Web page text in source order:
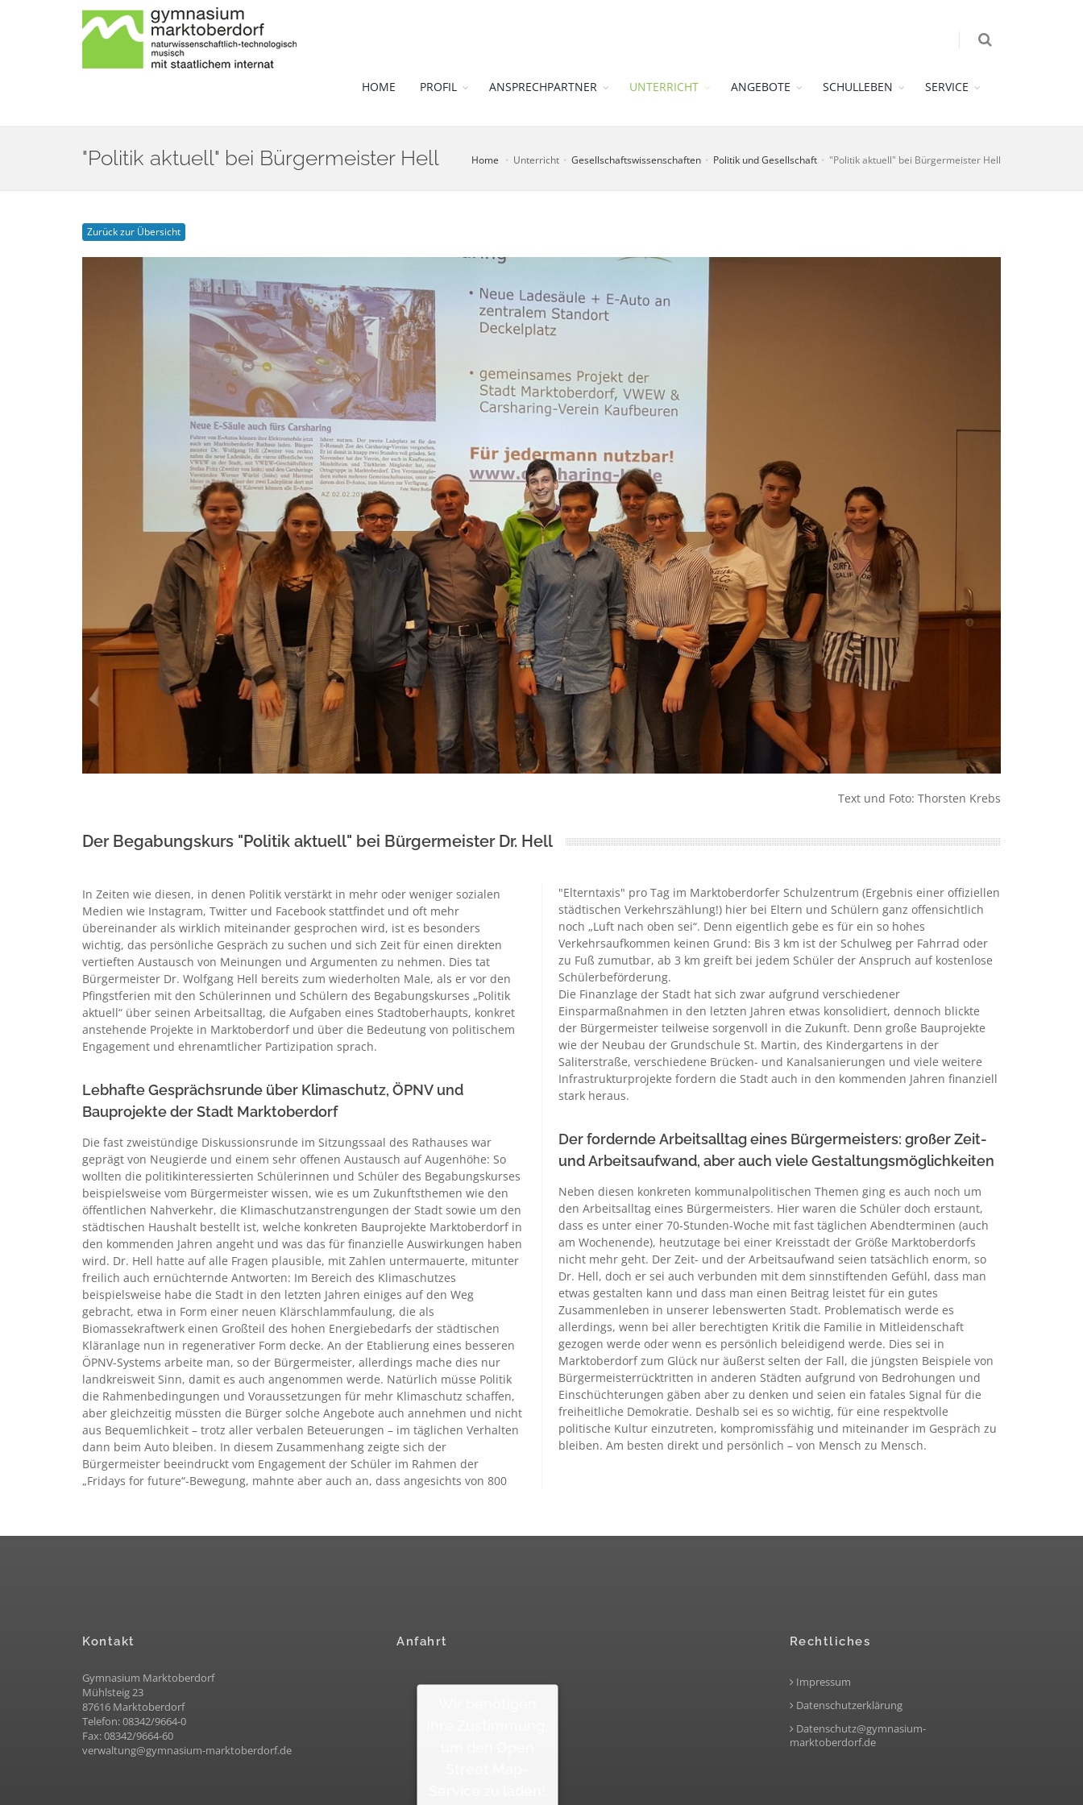
HOME PROFIL ANSPRECHPARTNER UNTERRICHT ANGEBOTE SCHULLEBEN SERVICE
"Politik aktuell" bei Bürgermeister Hell Home Unterricht Gesellschaftswissenschaften Politik und Gesellschaft "Politik aktuell" bei Bürgermeister Hell
Zurück zur Übersicht
Text und Foto: Thorsten Krebs
Der Begabungskurs "Politik aktuell" bei Bürgermeister Dr. Hell
In Zeiten wie diesen, in denen Politik verstärkt in mehr oder weniger sozialen
Medien wie Instagram, Twitter und Facebook stattfindet und oft mehr
übereinander als wirklich miteinander gesprochen wird, ist es besonders
wichtig, das persönliche Gespräch zu suchen und sich Zeit für einen direkten
vertieften Austausch von Meinungen und Argumenten zu nehmen. Dies tat
Bürgermeister Dr. Wolfgang Hell bereits zum wiederholten Male, als er vor den
Pfingstferien mit den Schülerinnen und Schülern des Begabungskurses „Politik
aktuell“ über seinen Arbeitsalltag, die Aufgaben eines Stadtoberhaupts, konkret
anstehende Projekte in Marktoberdorf und über die Bedeutung von politischem
Engagement und ehrenamtlicher Partizipation sprach.
Lebhafte Gesprächsrunde über Klimaschutz, ÖPNV und
Bauprojekte der Stadt Marktoberdorf
Die fast zweistündige Diskussionsrunde im Sitzungssaal des Rathauses war
geprägt von Neugierde und einem sehr offenen Austausch auf Augenhöhe: So
wollten die politikinteressierten Schülerinnen und Schüler des Begabungskurses
beispielsweise vom Bürgermeister wissen, wie es um Zukunftsthemen wie den
öffentlichen Nahverkehr, die Klimaschutzanstrengungen der Stadt sowie um den
städtischen Haushalt bestellt ist, welche konkreten Bauprojekte Marktoberdorf in
den kommenden Jahren angeht und was das für finanzielle Auswirkungen haben
wird. Dr. Hell hatte auf alle Fragen plausible, mit Zahlen untermauerte, mitunter
freilich auch ernüchternde Antworten: Im Bereich des Klimaschutzes
beispielsweise habe die Stadt in den letzten Jahren einiges auf den Weg
gebracht, etwa in Form einer neuen Klärschlammfaulung, die als
Biomassekraftwerk einen Großteil des hohen Energiebedarfs der städtischen
Kläranlage nun in regenerativer Form decke. An der Etablierung eines besseren
ÖPNV-Systems arbeite man, so der Bürgermeister, allerdings mache dies nur
landkreisweit Sinn, damit es auch angenommen werde. Natürlich müsse Politik
die Rahmenbedingungen und Voraussetzungen für mehr Klimaschutz schaffen,
aber gleichzeitig müssten die Bürger solche Angebote auch annehmen und nicht
aus Bequemlichkeit – trotz aller verbalen Beteuerungen – im täglichen Verhalten
dann beim Auto bleiben. In diesem Zusammenhang zeigte sich der
Bürgermeister beeindruckt vom Engagement der Schüler im Rahmen der
„Fridays for future“-Bewegung, mahnte aber auch an, dass angesichts von 800
"Elterntaxis" pro Tag im Marktoberdorfer Schulzentrum (Ergebnis einer offiziellen
städtischen Verkehrszählung!) hier bei Eltern und Schülern ganz offensichtlich
noch „Luft nach oben sei“. Denn eigentlich gebe es für ein so hohes
Verkehrsaufkommen keinen Grund: Bis 3 km ist der Schulweg per Fahrrad oder
zu Fuß zumutbar, ab 3 km greift bei jedem Schüler der Anspruch auf kostenlose
Schülerbeförderung.
Die Finanzlage der Stadt hat sich zwar aufgrund verschiedener
Einsparmaßnahmen in den letzten Jahren etwas konsolidiert, dennoch blickte
der Bürgermeister teilweise sorgenvoll in die Zukunft. Denn große Bauprojekte
wie der Neubau der Grundschule St. Martin, des Kindergartens in der
Saliterstraße, verschiedene Brücken- und Kanalsanierungen und viele weitere
Infrastrukturprojekte fordern die Stadt auch in den kommenden Jahren finanziell
stark heraus.
Der fordernde Arbeitsalltag eines Bürgermeisters: großer Zeit-
und Arbeitsaufwand, aber auch viele Gestaltungsmöglichkeiten
Neben diesen konkreten kommunalpolitischen Themen ging es auch noch um
den Arbeitsalltag eines Bürgermeisters. Hier waren die Schüler doch erstaunt,
dass es unter einer 70-Stunden-Woche mit fast täglichen Abendterminen (auch
am Wochenende), heutzutage bei einer Kreisstadt der Größe Marktoberdorfs
nicht mehr geht. Der Zeit- und der Arbeitsaufwand seien tatsächlich enorm, so
Dr. Hell, doch er sei auch verbunden mit dem sinnstiftenden Gefühl, dass man
etwas gestalten kann und dass man einen Beitrag leistet für ein gutes
Zusammenleben in unserer lebenswerten Stadt. Problematisch werde es
allerdings, wenn bei aller berechtigten Kritik die Familie in Mitleidenschaft
gezogen werde oder wenn es persönlich beleidigend werde. Dies sei in
Marktoberdorf zum Glück nur äußerst selten der Fall, die jüngsten Beispiele von
Bürgermeisterrücktritten in anderen Städten aufgrund von Bedrohungen und
Einschüchterungen gäben aber zu denken und seien ein fatales Signal für die
freiheitliche Demokratie. Deshalb sei es so wichtig, für eine respektvolle
politische Kultur einzutreten, kompromissfähig und miteinander im Gespräch zu
bleiben. Am besten direkt und persönlich – von Mensch zu Mensch.
Kontakt
Gymnasium Marktoberdorf
Mühlsteig 23
87616 Marktoberdorf
Telefon: 08342/9664-0
Fax: 08342/9664-60
verwaltung@gymnasium-marktoberdorf.de
Anfahrt Rechtliches
Impressum
Datenschutzerklärung
Datenschutz@gymnasium-
marktoberdorf.de